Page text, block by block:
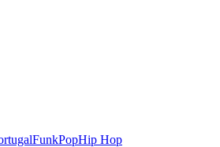
FunkPopHip Hop